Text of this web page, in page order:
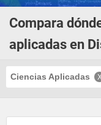
Compara
aplicadas en
Ciencias Aplicadas